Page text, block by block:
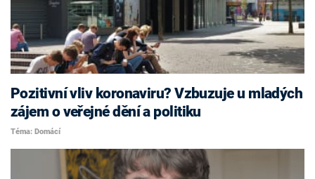
Pozitivní vliv koronaviru? Vzbuzuje u mladých
zájem o veřejné dění a politiku
Téma: Domácí